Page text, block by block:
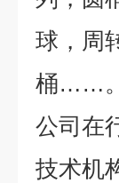
球，周
桶……
公司在
技术机